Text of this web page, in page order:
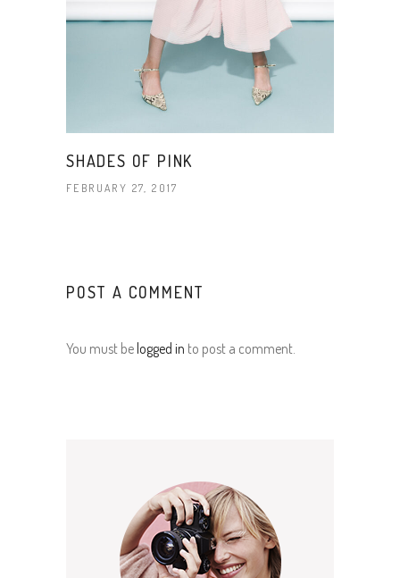
SHADES OF PINK
FEBRUARY 27, 2017
POST A COMMENT
You must belogged in to post a comment.